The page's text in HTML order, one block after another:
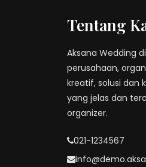
Tentang
Aksana Wedding
perusahaan,
kreatif, solusi dan
yang jelas dan
organizer.
021-1234567